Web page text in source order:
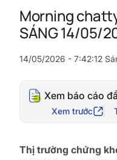
Morning
SÁNG 14/05/
14/05/2026 - 7:42:12
Xem báo cáo
Xem trước
Thị trường chứng